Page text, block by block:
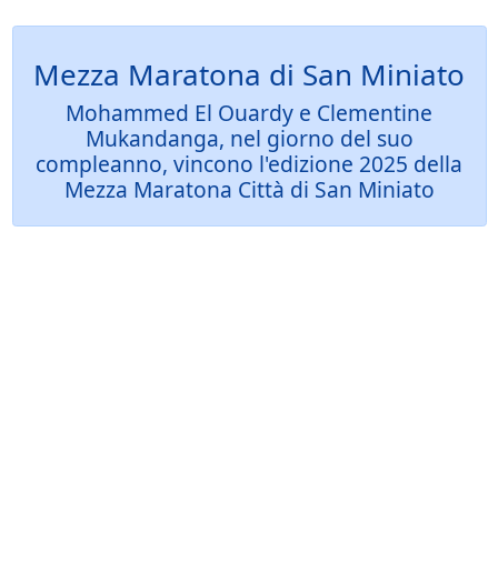
Mezza Maratona di San Miniato
Mohammed El Ouardy e Clementine
Mukandanga, nel giorno del suo
compleanno, vincono l'edizione 2025 della
Mezza Maratona Città di San Miniato